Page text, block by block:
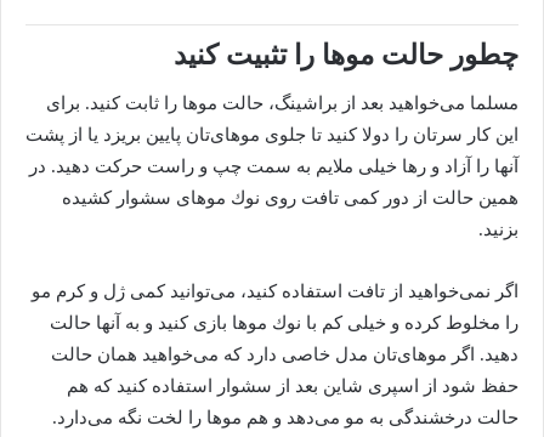
چطور حالت موها را تثبیت كنید
مسلما می‌خواهید بعد از براشینگ، حالت موها را ثابت كنید. برای
این كار سرتان را دولا كنید تا جلوی موهای‌تان پایین بریزد یا از پشت
آنها را آزاد و رها خیلی ملایم به سمت چپ و راست حركت دهید. در
همین حالت از دور کمی تافت روی نوك موهای سشوار كشیده
بزنید.
اگر نمی‌خواهید از تافت استفاده كنید، می‌توانید كمی ژل و كرم مو
را مخلوط كرده و خیلی كم با نوك موها بازی كنید و به آنها حالت
دهید. اگر موهای‌تان مدل خاصی دارد كه می‌خواهید همان حالت
حفظ شود از اسپری شاین بعد از سشوار استفاده كنید كه هم
حالت درخشندگی به مو می‌دهد و هم موها را لخت نگه می‌دارد.